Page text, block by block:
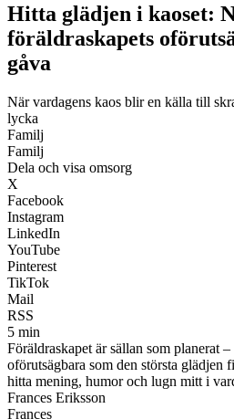
Hitta glädjen i kaoset:
föräldraskapets
gåva
När vardagens kaos blir en källa till
lycka
Familj
Familj
Dela och visa omsorg
X
Facebook
Instagram
LinkedIn
YouTube
Pinterest
TikTok
Mail
RSS
5 min
Föräldraskapet är sällan som planerat
oförutsägbara som den största glädjen
hitta mening, humor och lugn mitt i
Frances Eriksson
Frances